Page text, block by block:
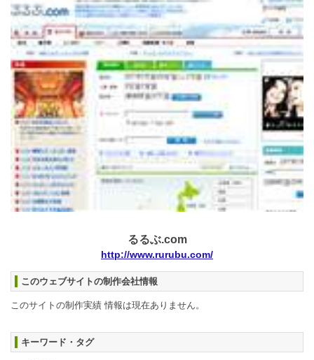
るるぶ.com
http://www.rurubu.com/
このウェブサイトの制作会社情報
このサイトの制作実績 情報は現在ありません。
キーワード・タグ